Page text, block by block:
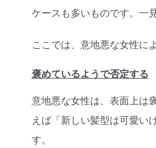
ケースも多いものです。一
ここでは、意地悪な女性に
褒めているようで否定する
意地悪な女性は、表面上は
えば「新しい髪型は可愛い
す。